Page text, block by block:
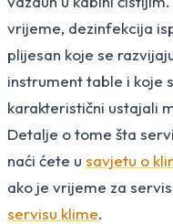
vrijeme, dezinfekcija
plijesan koje se
instrument table i koje
karakteristični ustajali
Detalje o tome šta
naći ćete u savjetu o
ako je vrijeme za
servisu klime.